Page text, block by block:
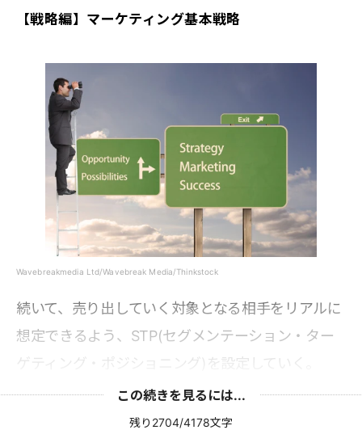
【戦略編】マーケティング基本戦略
Wavebreakmedia Ltd/Wavebreak Media/Thinkstock
続いて、売り出していく対象となる相手をリアルに
想定できるよう、STP(セグメンテーション・ター
ゲティング・ポジショニング)を設定していく。
この続きを見るには...
残り2704/4178文字